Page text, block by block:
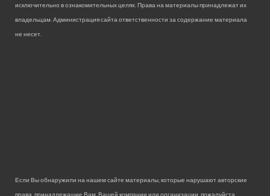
исключительно в ознакомительных целях. Права на материалы принадлежат их
владельцам. Администрация сайта ответственности за содержание материала
не несет.
Если Вы обнаружили на нашем сайте материалы, которые нарушают авторские
права, принадлежащие Вам, Вашей компании или организации, пожалуйста,